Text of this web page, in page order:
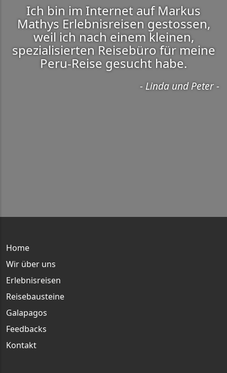
Ich bin im Internet auf Markus
Mathys Erlebnisreisen gestossen,
weil ich nach einem kleinen,
spezialisierten Reisebüro für meine
Peru-Reise gesucht habe.
Linda und Peter
Main menu
Home
Wir über uns
Erlebnisreisen
Reisebausteine
Galapagos
Feedbacks
Kontakt